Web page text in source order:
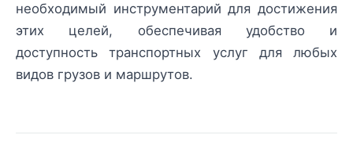
необходимый инструментарий для достижения
этих целей, обеспечивая удобство и
доступность транспортных услуг для любых
видов грузов и маршрутов.